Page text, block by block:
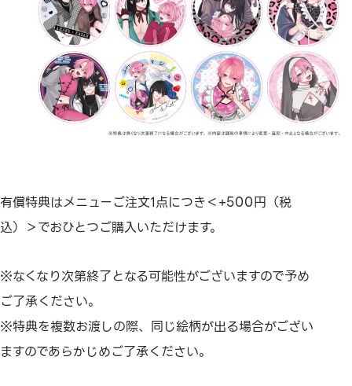
有償特典はメニューご注文1点につき＜+500円（税
込）＞でおひとつご購入いただけます。
※なくなり次第終了となる可能性がございますので予め
ご了承ください。
※特典を複数お渡しの際、同じ絵柄が出る場合がござい
ますのであらかじめご了承ください。